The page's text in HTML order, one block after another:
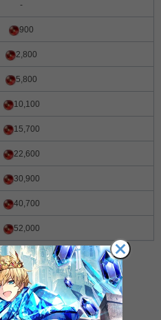
-
900
2,800
5,800
10,100
15,700
22,600
30,900
40,700
52,000